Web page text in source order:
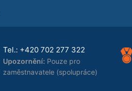
Tel.:+420 702 277 322
Upozornění:Pouze pro
zaměstnavatele (spolupráce)